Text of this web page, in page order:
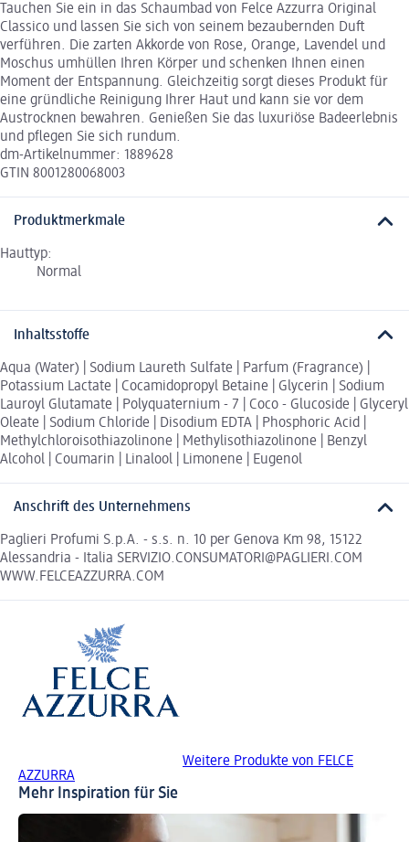
Tauchen Sie ein in das Schaumbad von Felce Azzurra Original
Classico und lassen Sie sich von seinem bezaubernden Duft
verführen. Die zarten Akkorde von Rose, Orange, Lavendel und
Moschus umhüllen Ihren Körper und schenken Ihnen einen
Moment der Entspannung. Gleichzeitig sorgt dieses Produkt für
eine gründliche Reinigung Ihrer Haut und kann sie vor dem
Austrocknen bewahren. Genießen Sie das luxuriöse Badeerlebnis
und pflegen Sie sich rundum.
dm-Artikelnummer: 1889628
GTIN 8001280068003
Produktmerkmale
Hauttyp:
Normal
Inhaltsstoffe
Aqua (Water) | Sodium Laureth Sulfate | Parfum (Fragrance) |
Potassium Lactate | Cocamidopropyl Betaine | Glycerin | Sodium
Lauroyl Glutamate | Polyquaternium - 7 | Coco - Glucoside | Glyceryl
Oleate | Sodium Chloride | Disodium EDTA | Phosphoric Acid |
Methylchloroisothiazolinone | Methylisothiazolinone | Benzyl
Alcohol | Coumarin | Linalool | Limonene | Eugenol
Anschrift des Unternehmens
Paglieri Profumi S.p.A. - s.s. n. 10 per Genova Km 98, 15122
Alessandria - Italia SERVIZIO.CONSUMATORI@PAGLIERI.COM
WWW.FELCEAZZURRA.COM
Weitere Produkte von FELCE
AZZURRA
Mehr Inspiration für Sie